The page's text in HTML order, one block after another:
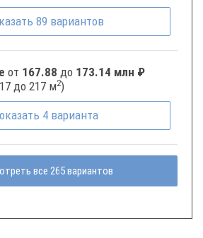
89 вариантов
от 167.88 до 173.14 млн ₽
до 217 м2)
4 варианта
все 265 вариантов